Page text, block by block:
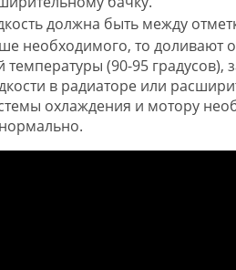
должна быть между
необходимого, то доливают
(90-95 градусов),
в радиаторе или
охлаждения и мотору